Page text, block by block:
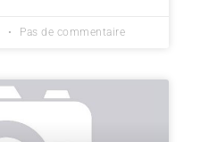
Pas de commentaire